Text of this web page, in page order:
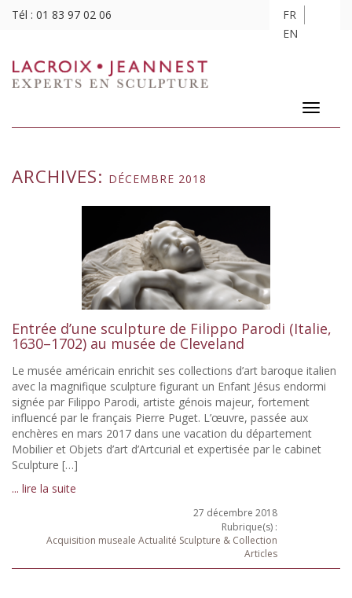
Tél : 01 83 97 02 06
FR
EN
Toggle
ARCHIVES: DÉCEMBRE 2018
Entrée d’une sculpture de Filippo Parodi (Italie,
1630–1702) au musée de Cleveland
Le musée américain enrichit ses collections d’art baroque italien
avec la magnifique sculpture figurant un Enfant Jésus endormi
signée par Filippo Parodi, artiste génois majeur, fortement
influencé par le français Pierre Puget. L’œuvre, passée aux
enchères en mars 2017 dans une vacation du département
Mobilier et Objets d’art d’Artcurial et expertisée par le cabinet
Sculpture […]
... lire la suite
27 décembre 2018
Rubrique(s) :
Acquisition museale Actualité Sculpture & Collection
Articles